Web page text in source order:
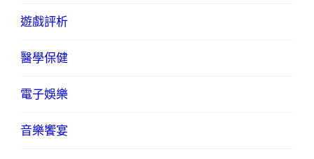
遊戲評析
醫學保健
電子娛樂
音樂饗宴